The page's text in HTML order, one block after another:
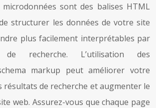
microdonnées sont des balises HTML
structurer les données de votre site
plus facilement interprétables par
recherche. L’utilisation des
markup peut améliorer votre
résultats de recherche et augmenter le
web. Assurez-vous que chaque page